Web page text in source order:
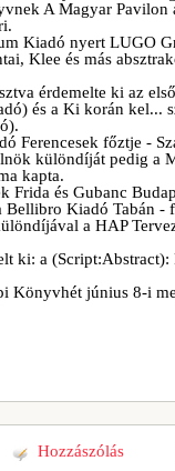
A Magyar Pavilon
Kiadó nyert LUGO
Klee és más
érdemelte ki az
és a Ki korán kel...
Ferencesek főztje -
különdíját pedig a
kapta.
és Gubanc
Kiadó Tabán -
a HAP
ki: a
Könyvhét június 8-i
Hozzászólás